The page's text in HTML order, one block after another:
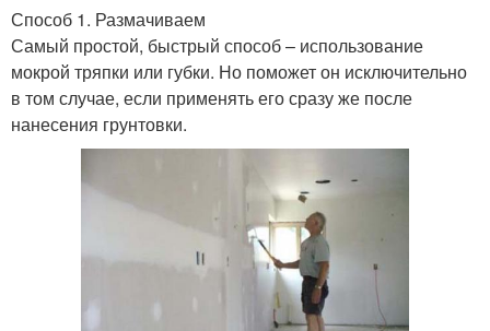
Способ 1. Размачиваем
Самый простой, быстрый способ – использование
мокрой тряпки или губки. Но поможет он исключительно
в том случае, если применять его сразу же после
нанесения грунтовки.